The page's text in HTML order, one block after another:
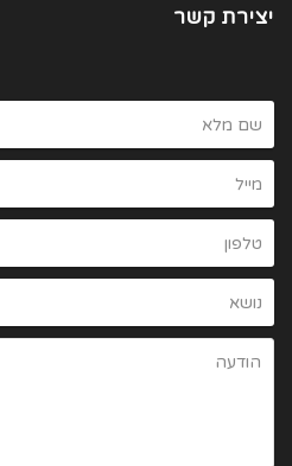
יצירת קשר